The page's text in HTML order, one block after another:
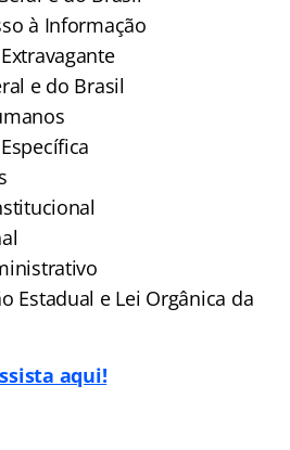
à Informação
e do Brasil
Estadual e Lei Orgânica da
aqui!